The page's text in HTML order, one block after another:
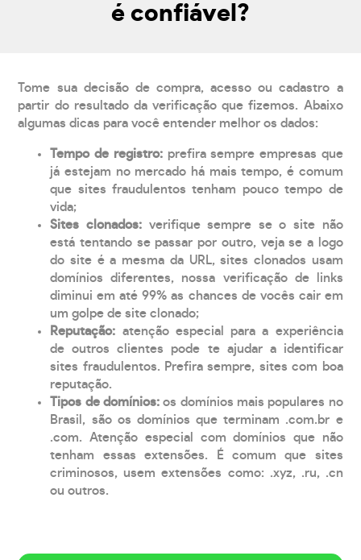
é confiável?
Tome sua decisão de compra, acesso ou cadastro a
partir do resultado da verificação que fizemos. Abaixo
algumas dicas para você entender melhor os dados:
Tempo de registro: prefira sempre empresas que
já estejam no mercado há mais tempo, é comum
que sites fraudulentos tenham pouco tempo de
vida;
Sites clonados: verifique sempre se o site não
está tentando se passar por outro, veja se a logo
do site é a mesma da URL, sites clonados usam
domínios diferentes, nossa verificação de links
diminui em até 99% as chances de vocês cair em
um golpe de site clonado;
Reputação: atenção especial para a experiência
de outros clientes pode te ajudar a identificar
sites fraudulentos. Prefira sempre, sites com boa
reputação.
Tipos de domínios:os domínios mais populares no
Brasil, são os domínios que terminam .com.br e
.com. Atenção especial com domínios que não
tenham essas extensões. É comum que sites
criminosos, usem extensões como: .xyz, .ru, .cn
ou outros.